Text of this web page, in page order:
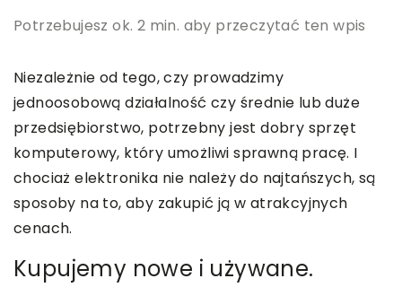
Potrzebujesz ok. 2 min. aby przeczytać ten wpis
Niezależnie od tego, czy prowadzimy
jednoosobową działalność czy średnie lub duże
przedsiębiorstwo, potrzebny jest dobry sprzęt
komputerowy, który umożliwi sprawną pracę. I
chociaż elektronika nie należy do najtańszych, są
sposoby na to, aby zakupić ją w atrakcyjnych
cenach.
Kupujemy nowe i używane.